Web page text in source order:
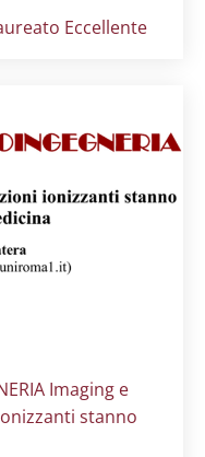
Eccellente
Imaging e
stanno